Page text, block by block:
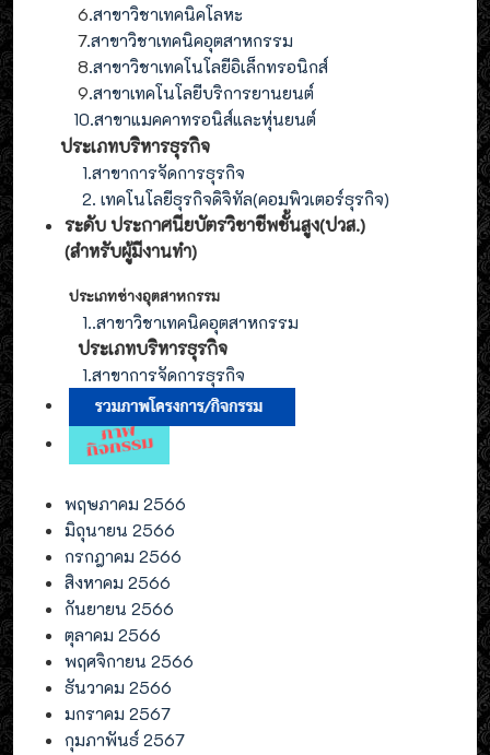
6.สาขาวิชาเทคนิคโลหะ
7.สาขาวิชาเทคนิคอุตสาหกรรม
8.สาขาวิชาเทคโนโลยีอิเล็กทรอนิกส์
9.สาขาเทคโนโลยีบริการยานยนต์
10.สาขาแมคคาทรอนิส์และหุ่นยนต์
ประเภทบริหารธุรกิจ
1.สาขาการจัดการธุรกิจ
2. เทคโนโลยีธุรกิจดิจิทัล(คอมพิวเตอร์ธุรกิจ)
ระดับ ประกาศนียบัตรวิชาชีพชั้นสูง(ปวส.)
(สำหรับผู้มีงานทำ)
ประเภทช่างอุตสาหกรรม
1..สาขาวิชาเทคนิคอุตสาหกรรม
ประเภทบริหารธุรกิจ
1.สาขาการจัดการธุรกิจ
พฤษภาคม 2566
มิถุนายน 2566
กรกฎาคม 2566
สิงหาคม 2566
กันยายน 2566
ตุลาคม 2566
พฤศจิกายน 2566
ธันวาคม 2566
มกราคม 2567
กุมภาพันธ์ 2567